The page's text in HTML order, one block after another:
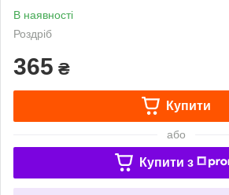
В наявності
Роздріб
365 ₴
Купити
або
Купити з